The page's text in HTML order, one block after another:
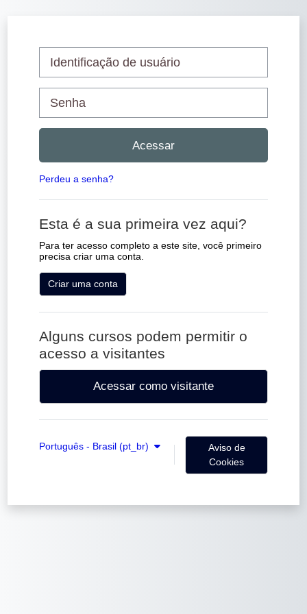
Acessar
Perdeu a senha?
Esta é a sua primeira vez aqui?
Para ter acesso completo a este site, você primeiro
precisa criar uma conta.
Criar uma conta
Alguns cursos podem permitir o
acesso a visitantes
Acessar como visitante
Português - Brasil ‎(pt_br)‎
Aviso de
Cookies